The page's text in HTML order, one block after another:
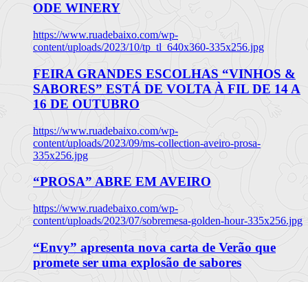
ODE WINERY
https://www.ruadebaixo.com/wp-
content/uploads/2023/10/tp_tl_640x360-335x256.jpg
FEIRA GRANDES ESCOLHAS “VINHOS &
SABORES” ESTÁ DE VOLTA À FIL DE 14 A
16 DE OUTUBRO
https://www.ruadebaixo.com/wp-
content/uploads/2023/09/ms-collection-aveiro-prosa-
335x256.jpg
“PROSA” ABRE EM AVEIRO
https://www.ruadebaixo.com/wp-
content/uploads/2023/07/sobremesa-golden-hour-335x256.jpg
“Envy” apresenta nova carta de Verão que
promete ser uma explosão de sabores